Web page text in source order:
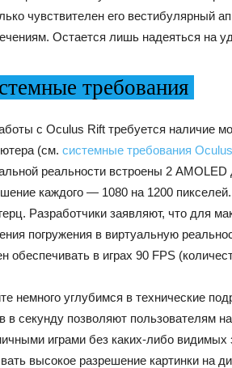
чувствителен его вестибулярный
Остается лишь надеяться на
требования
с Oculus Rift требуется наличие
(см. системные требования
реальности встроены 2 AMOLED
каждого — 1080 на 1200
Разработчики заявляют, что для
погружения в виртуальную
обеспечивать в играх 90 FPS
немного углубимся в технические
в секунду позволяют пользователям
играми без каких-либо видимых
высокое разрешение картинки на